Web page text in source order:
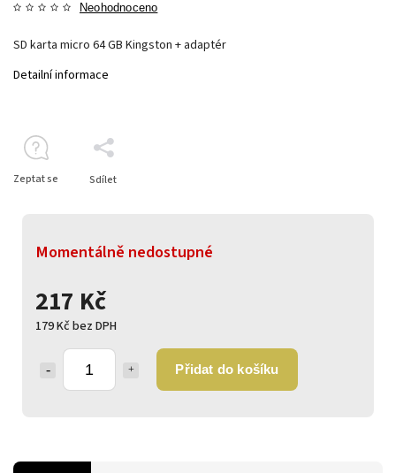
Neohodnoceno
217 Kč
179 Kč bez DPH
Přidat do košíku
Momentálně nedostupné
SD karta micro 64 GB Kingston + adaptér
Detailní informace
Zeptat se Sdílet